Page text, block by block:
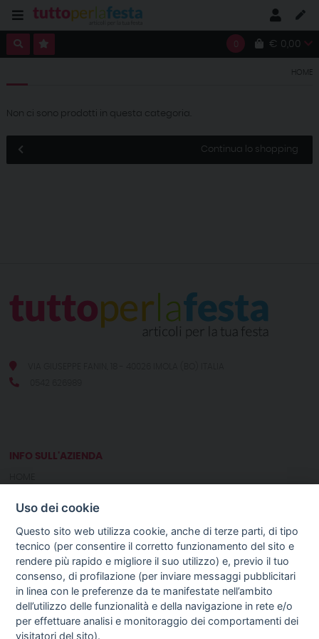
0 € 0,00
HOME
Non ci sono prodotti in questa categoria.
Continua lo shopping
INFO SULL'AZIENDA
NOTIZIE
GUIDA AGLI ACQUISTI
PROCEDURA DI ACQUISTO
DIRITTO DI RECESSO
SPEDIZIONI E COSTI
Uso dei cookie
Questo sito web utilizza cookie, anche di terze parti, di tipo
tecnico (per consentire il corretto funzionamento del sito e
rendere più rapido e migliore il suo utilizzo) e, previo il tuo
consenso, di profilazione (per inviare messaggi pubblicitari
in linea con le preferenze da te manifestate nell’ambito
dell’utilizzo delle funzionalità e della navigazione in rete e/o
per effettuare analisi e monitoraggio dei comportamenti dei
visitatori del sito).